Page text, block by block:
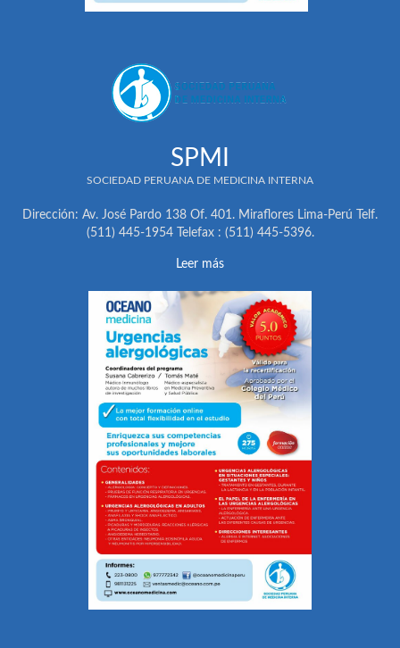
SPMI
SOCIEDAD PERUANA DE MEDICINA INTERNA
Dirección: Av. José Pardo 138 Of. 401. Miraflores Lima-Perú Telf.
(511) 445-1954 Telefax : (511) 445-5396.
Leer más